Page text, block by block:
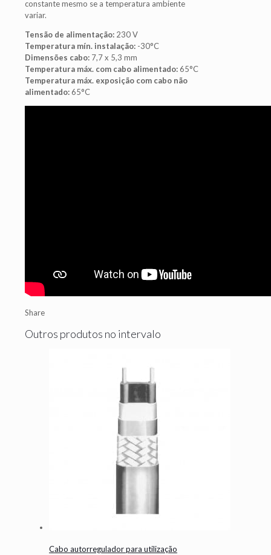
constante mesmo se a temperatura ambiente
variar.
Tensão de alimentação: 230 V
Temperatura mín. instalação: -30°C
Dimensões cabo: 7,7 x 5,3 mm
Temperatura máx. com cabo alimentado:65°C
Temperatura máx. exposição com cabo não
alimentado:65°C
Share
Outros produtos no intervalo
Cabo autorregulador para utilização